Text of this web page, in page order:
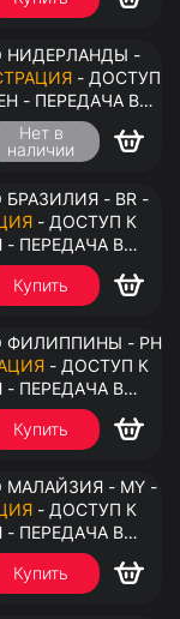
НИДЕРЛАНДЫ -
- ДОСТУП
- ПЕРЕДАЧА В
Нет в
наличии
БРАЗИЛИЯ - BR -
- ДОСТУП К
- ПЕРЕДАЧА В
Купить
ФИЛИППИНЫ - PH
- ДОСТУП К
- ПЕРЕДАЧА В
Купить
МАЛАЙЗИЯ - MY -
- ДОСТУП К
- ПЕРЕДАЧА В
Купить